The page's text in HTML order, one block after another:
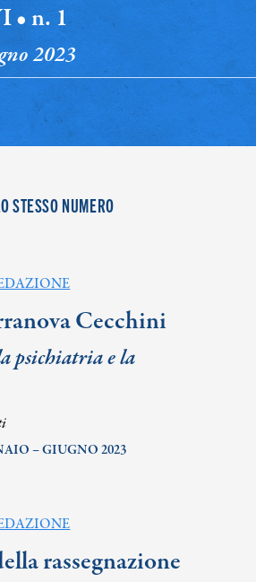
• n. 1
2023
STESSO NUMERO
Cecchini
psichiatria e la
– GIUGNO 2023
rassegnazione